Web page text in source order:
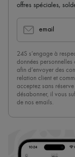
offres spéciales,
email
24S s’engage à
données personnelles
afin d’envoyer des
relation client et
acceptez sans
désabonner, il vous
de nos emails.